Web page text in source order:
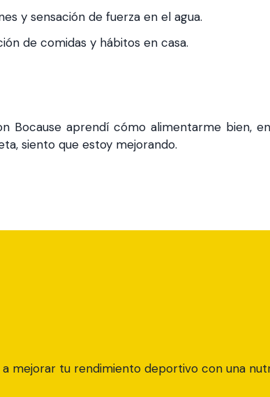
y sensación de fuerza en el agua.
de comidas y hábitos en casa.
Bocause aprendí cómo alimentarme bien,
siento que estoy mejorando.
mejorar tu rendimiento deportivo con una